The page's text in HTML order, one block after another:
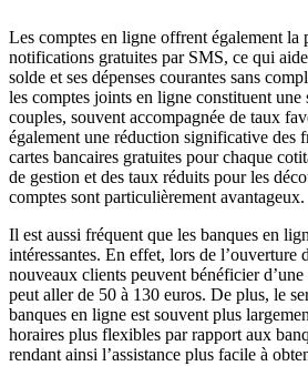
Les comptes en ligne offrent également la
notifications gratuites par SMS, ce qui
solde et ses dépenses courantes sans
les comptes joints en ligne constituent
couples, souvent accompagnée de taux
également une réduction significative des
cartes bancaires gratuites pour chaque
de gestion et des taux réduits pour les
comptes sont particulièrement avantageux.
Il est aussi fréquent que les banques en
intéressantes. En effet, lors de l’ouverture
nouveaux clients peuvent bénéficier
peut aller de 50 à 130 euros. De plus, le
banques en ligne est souvent plus
horaires plus flexibles par rapport aux
rendant ainsi l’assistance plus facile à